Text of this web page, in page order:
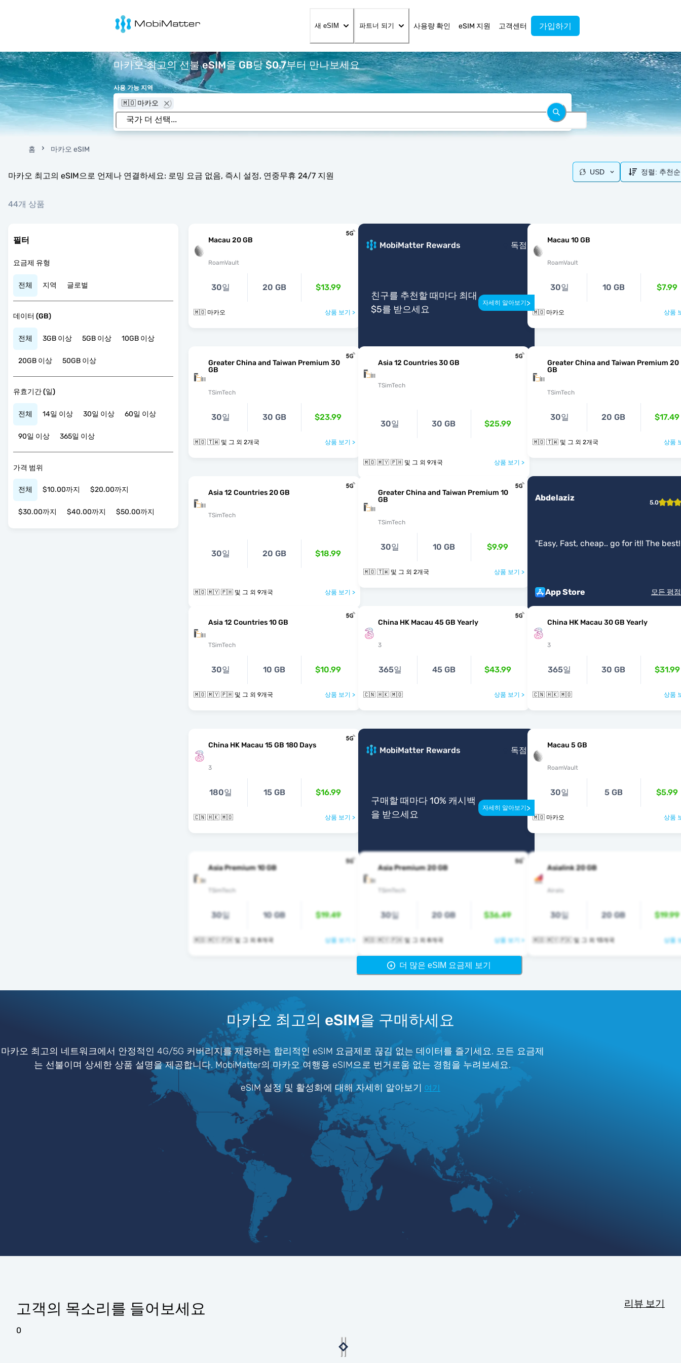
MobiMatter
새 eSIM 파트너 되기 사용량 확인 eSIM 지원 고객센터 가입하기
마카오 최고의 선불 eSIM을 GB당 $0.7부터 만나보세요
사용 가능 지역
🇲🇴 마카오
홈 마카오 eSIM
마카오 최고의 eSIM으로 언제나 연결하세요: 로밍 요금 없음, 즉시 설정, 연중무휴 24/7 지원
44개 상품
USD 정렬: 추천순
필터
요금제 유형
전체 지역 글로벌
데이터 (GB)
전체 3GB 이상 5GB 이상 10GB 이상
20GB 이상 50GB 이상
유효기간 (일)
전체 14일 이상 30일 이상 60일 이상
90일 이상 365일 이상
가격 범위
전체 $10.00까지 $20.00까지
$30.00까지 $40.00까지 $50.00까지
Macau 20 GB
RoamVault
30일 20 GB $13.99
🇲🇴 마카오 상품 보기 >
MobiMatter Rewards 독점
친구를 추천할 때마다 최대
$5를 받으세요
자세히 알아보기 >
Macau 10 GB
RoamVault
30일 10 GB $7.99
🇲🇴 마카오 상품
Greater China and Taiwan Premium 30
GB
TSimTech
30일 30 GB $23.99
🇲🇴 🇹🇼 및 그 외 2개국 상품 보기 >
Asia 12 Countries 30 GB
TSimTech
30일 30 GB $25.99
🇲🇴 🇲🇾 🇵🇭 및 그 외 9개국 상품 보기 >
Greater China and Taiwan Premium 20
GB
TSimTech
30일 20 GB $17.49
🇲🇴 🇹🇼 및 그 외 2개국 상품
Asia 12 Countries 20 GB
TSimTech
30일 20 GB $18.99
🇲🇴 🇲🇾 🇵🇭 및 그 외 9개국 상품 보기 >
Greater China and Taiwan Premium 10
GB
TSimTech
30일 10 GB $9.99
🇲🇴 🇹🇼 및 그 외 2개국 상품 보기 >
Abdelaziz 5.0
"Easy, Fast, cheap.. go for it!! The
App Store 모든 평
Asia 12 Countries 10 GB
TSimTech
30일 10 GB $10.99
🇲🇴 🇲🇾 🇵🇭 및 그 외 9개국 상품 보기 >
China HK Macau 45 GB Yearly
3
365일 45 GB $43.99
🇨🇳 🇭🇰 🇲🇴 상품 보기 >
China HK Macau 30 GB Yearly
3
365일 30 GB $31.99
🇨🇳 🇭🇰 🇲🇴 상품
China HK Macau 15 GB 180 Days
3
180일 15 GB $16.99
🇨🇳 🇭🇰 🇲🇴 상품 보기 >
MobiMatter Rewards 독점
구매할 때마다 10% 캐시백
을 받으세요
자세히 알아보기 >
Macau 5 GB
RoamVault
30일 5 GB $5.99
🇲🇴 마카오 상품
Asia Premium 10 GB
TSimTech
30일 10 GB $19.49
🇲🇴 🇲🇾 🇵🇭 및 그 외 8개국 상품 보기 >
Asia Premium 20 GB
TSimTech
30일 20 GB $36.49
🇲🇴 🇲🇾 🇵🇭 및 그 외 8개국 상품 보기 >
Asialink 20 GB
Airalo
30일 20 GB $19.99
🇲🇴 🇲🇾 🇵🇰 및 그 외 13개국 상품
더 많은 eSIM 요금제 보기
마카오 최고의 eSIM을 구매하세요
마카오 최고의 네트워크에서 안정적인 4G/5G 커버리지를 제공하는 합리적인 eSIM 요금제로 끊김 없는 데이터를 즐기세요. 모든 요금제
는 선불이며 상세한 상품 설명을 제공합니다. MobiMatter의 마카오 여행용 eSIM으로 번거로움 없는 경험을 누려보세요.
eSIM 설정 및 활성화에 대해 자세히 알아보기 여기
고객의 목소리를 들어보세요 리뷰 보기
0